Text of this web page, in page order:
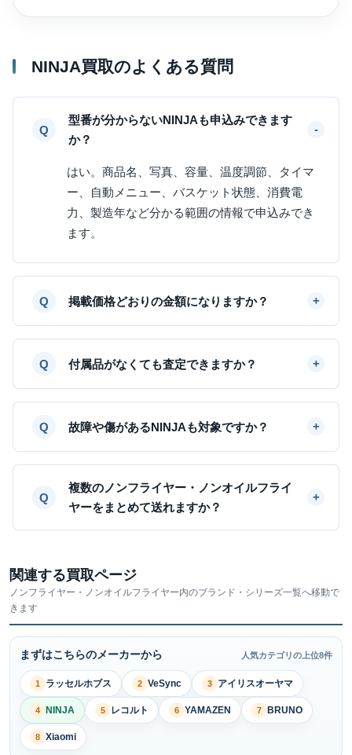
NINJA買取のよくある質問
型番が分からないNINJAも申込みできます
か？
はい。商品名、写真、容量、温度調節、タイマ
ー、自動メニュー、バスケット状態、消費電
力、製造年など分かる範囲の情報で申込みでき
ます。
掲載価格どおりの金額になりますか？
付属品がなくても査定できますか？
故障や傷があるNINJAも対象ですか？
複数のノンフライヤー・ノンオイルフライ
ヤーをまとめて送れますか？
関連する買取ページ
ノンフライヤー・ノンオイルフライヤー内のブランド・シリーズ一覧へ移動で
きます
まずはこちらのメーカーから 人気カテゴリの上位8件
1 ラッセルホブス 2 VeSync 3 アイリスオーヤマ
4 NINJA 5 レコルト 6 YAMAZEN 7 BRUNO
8 Xiaomi